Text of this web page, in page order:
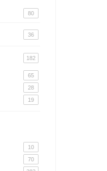
80
36
182
65
28
19
10
70